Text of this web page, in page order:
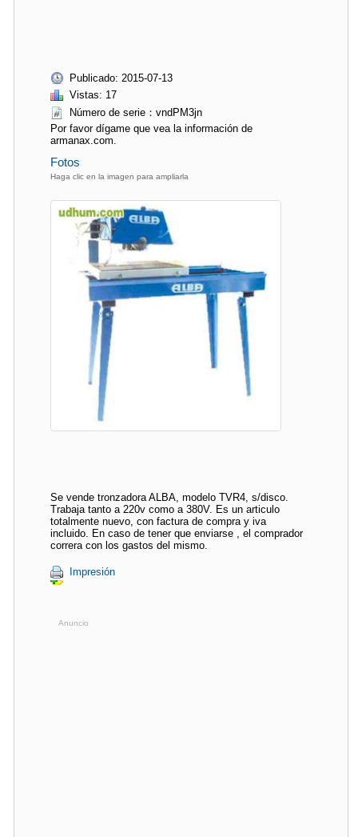
Publicado: 2015-07-13
Vistas: 17
Número de serie：vndPM3jn
Por favor dígame que vea la información de
armanax.com.
Fotos
Haga clic en la imagen para ampliarla
Se vende tronzadora ALBA, modelo TVR4, s/disco.
Trabaja tanto a 220v como a 380V. Es un articulo
totalmente nuevo, con factura de compra y iva
incluido. En caso de tener que enviarse , el comprador
correra con los gastos del mismo.
Impresión
Anuncio